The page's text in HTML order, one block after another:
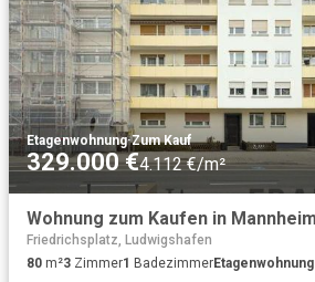
Etagenwohnung·Zum Kauf
329.000 €4.112 €/m²
Friedrichsplatz, Ludwigshafen
80 m²3 Zimmer1 BadezimmerEtagenwohnung